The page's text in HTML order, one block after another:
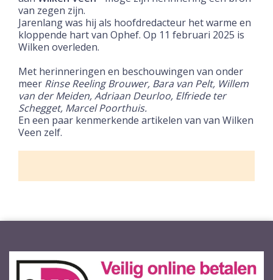
van zegen zijn.
Jarenlang was hij als hoofdredacteur het warme en
kloppende hart van Ophef. Op 11 februari 2025 is
Wilken overleden.
Met herinneringen en beschouwingen van onder
meer Rinse Reeling Brouwer, Bara van Pelt, Willem
van der Meiden, Adriaan Deurloo, Elfriede ter
Schegget, Marcel Poorthuis.
En een paar kenmerkende artikelen van van Wilken
Veen zelf.